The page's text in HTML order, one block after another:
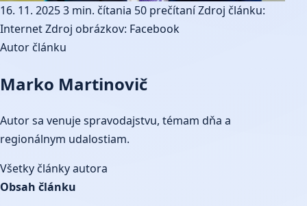
16. 11. 20253 min. čítania 50 prečítaníZdroj článku:
InternetZdroj obrázkov: Facebook
Autor článku
Marko Martinovič
Autor sa venuje spravodajstvu, témam dňa a
regionálnym udalostiam.
Všetky články autora
Obsah článku